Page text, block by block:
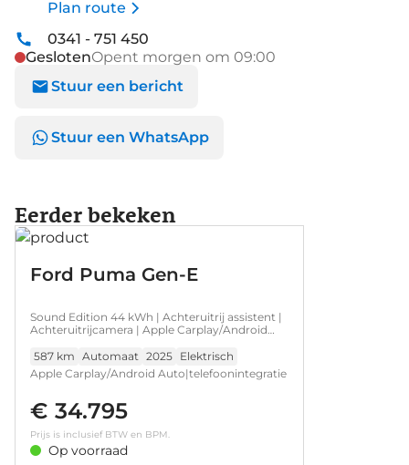
Plan route
0341 - 751 450
GeslotenOpent morgen om 09:00
Stuur een bericht
Stuur een WhatsApp
Eerder bekeken
Ford Puma Gen-E
Sound Edition 44 kWh | Achteruitrij assistent |
Achteruitrijcamera | Apple Carplay/Android
587 km Automaat 2025 Elektrisch
Apple Carplay/Android Auto|telefoonintegratie
ontvanger • Armsteun voor • Stuurwiel
verwarmd • Achteruitrij assistent •
Achteruitrijcamera • Bots herkenning en
activatie • Buitenspiegels elektrisch verstel- en
€ 34.795
Prijs is inclusief BTW en BPM.
Op voorraad